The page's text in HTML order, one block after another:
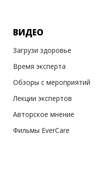
ВИДЕО
Загрузи здоровье
Время эксперта
Обзоры с мероприятий
Лекции экспертов
Авторское мнение
Фильмы EverCare